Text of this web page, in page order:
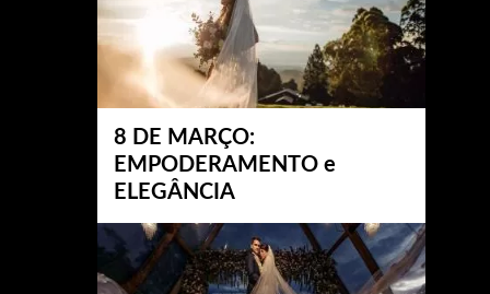
8 DE MARÇO:
EMPODERAMENTO e
ELEGÂNCIA